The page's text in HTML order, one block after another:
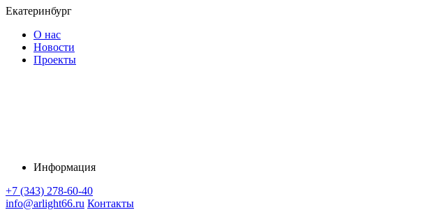
Екатеринбург
О нас
Новости
Проекты
Информация
+7 (343) 278-60-40
info@arlight66.ru Контакты